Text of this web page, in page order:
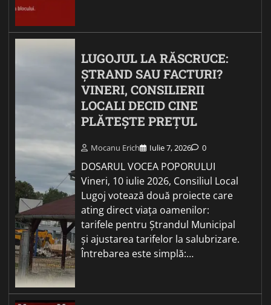
LUGOJUL LA RĂSCRUCE:
ȘTRAND SAU FACTURI?
VINERI, CONSILIERII
LOCALI DECID CINE
PLĂTEȘTE PREȚUL
Mocanu Erich Iulie 7, 2026 0
DOSARUL VOCEA POPORULUI
Vineri, 10 iulie 2026, Consiliul Local
Lugoj votează două proiecte care
ating direct viața oamenilor:
tarifele pentru Ștrandul Municipal
și ajustarea tarifelor la salubrizare.
Întrebarea este simplă:…